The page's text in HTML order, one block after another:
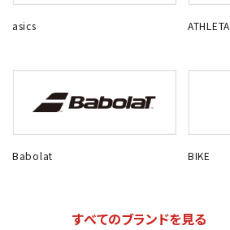
asics ATHLETA
Babolat BIKE
すべてのブランドを見る